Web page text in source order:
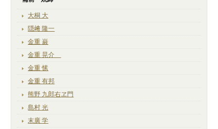
大桐 大
隠﨑 隆一
金重 巌
金重 晃介
金重 愫
金重 有邦
熊野 九郎右ヱ門
島村 光
末廣 学